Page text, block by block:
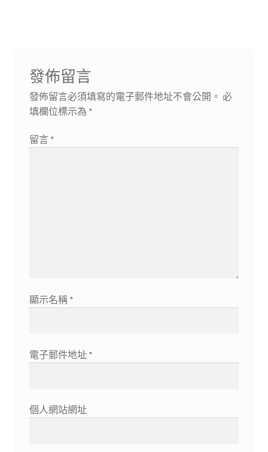
發佈留言
發佈留言必須填寫的電子郵件地址不會公開。 必
填欄位標示為 *
留言 *
顯示名稱 *
電子郵件地址 *
個人網站網址